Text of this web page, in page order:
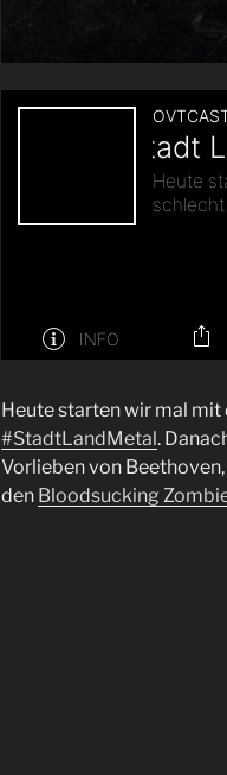
Heute starten wir mal mit
#StadtLandMetal.
Vorlieben von
den Bloodsucking